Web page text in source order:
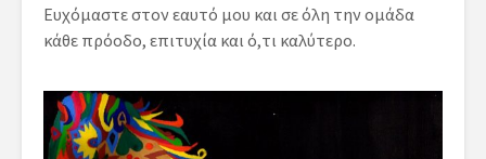
Ευχόμαστε στον εαυτό μου και σε όλη την ομάδα
κάθε πρόοδο, επιτυχία και ό,τι καλύτερο.